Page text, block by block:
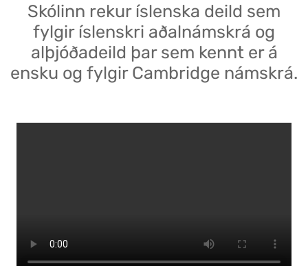
Skólinn rekur íslenska deild sem
fylgir íslenskri aðalnámskrá og
alþjóðadeild þar sem kennt er á
ensku og fylgir Cambridge námskrá.